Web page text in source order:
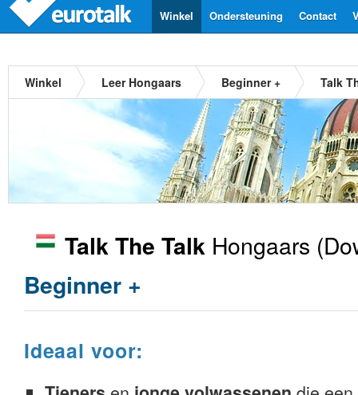
Contact
Ondersteuning
Winkel
Winkel Leer Hongaars Beginner + Talk
Talk The Talk Hongaars
Beginner +
Ideaal voor: